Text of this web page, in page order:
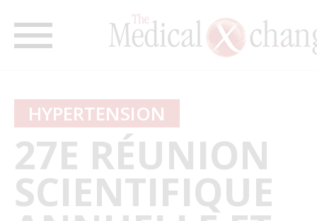
HYPERTENSION
27E RÉUNION
SCIENTIFIQUE